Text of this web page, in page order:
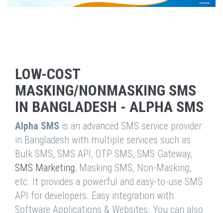
LOW-COST
MASKING/NONMASKING SMS
IN BANGLADESH - ALPHA SMS
Alpha SMS is an advanced SMS service provider
in Bangladesh with multiple services such as
Bulk SMS, SMS API, OTP SMS, SMS Gateway,
SMS Marketing, Masking SMS, Non-Masking,
etc. It provides a powerful and easy-to-use SMS
API for developers. Easy integration with
Software Applications & Websites. You can also